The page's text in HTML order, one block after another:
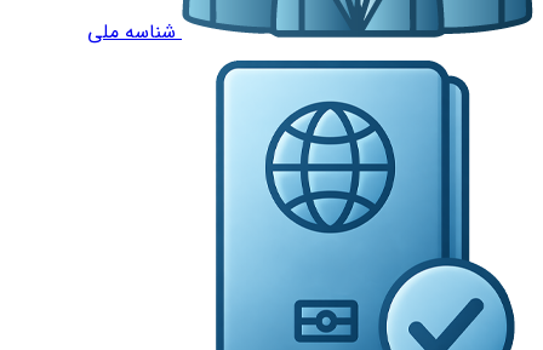
شناسه ملی